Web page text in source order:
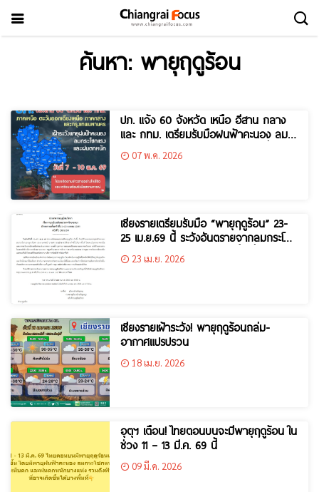
ค้นหา: พายุฤดูร้อน
ปภ. แจ้ง 60 จังหวัด เหนือ อีสาน กลาง
และ กทม. เตรียมรับมือฝนฟ้าคะนอง ลม
กระโชกแรง และฝนตกหนัก ช่วงวันที่ 7 –
10 พ.ค. 69
07 พ.ค. 2026
เชียงรายเตรียมรับมือ “พายุฤดูร้อน” 23-
25 เม.ย.69 นี้ ระวังอันตรายจากลมกระโชก
แรง ฟ้าผ่า ลูกเห็บตกในบางพื้นที่
23 เม.ย. 2026
เชียงรายเฝ้าระวัง! พายุฤดูร้อนถล่ม-
อากาศแปรปรวน
18 เม.ย. 2026
อุตุฯ เตือน! ไทยตอนบนจะมีพายุฤดูร้อน ใน
ช่วง 11 – 13 มี.ค. 69 นี้
09 มี.ค. 2026